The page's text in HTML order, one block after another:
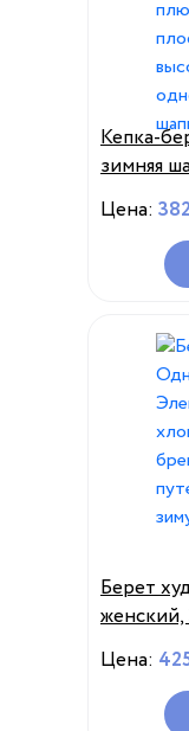
Кепка-
зимняя
женщин,
кепка
Цена:
Берет
шапка
зиму, 2020
Цена: